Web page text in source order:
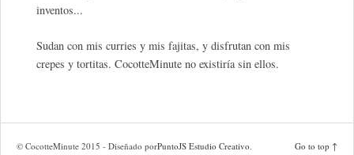
inventos...
Sudan con mis curries y mis fajitas, y disfrutan con mis
crepes y tortitas. CocotteMinute no existiría sin ellos.
© CocotteMinute 2015 - Diseñado porPuntoJS Estudio Creativo Go to top ↑